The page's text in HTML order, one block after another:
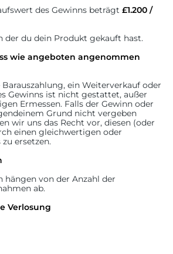
des Gewinns beträgt£1.200 /
der du dein Produkt gekauft hast.
wie angeboten angenommen
ein Weiterverkauf oder
Gewinns ist nicht gestattet, außer
Ermessen. Falls der Gewinn oder
Grund nicht vergeben
wir uns das Recht vor, diesen (oder
einen gleichwertigen oder
ersetzen.
hängen von der Anzahl der
ab.
Verlosung